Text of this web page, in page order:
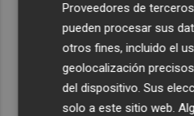
Proveedores de
pueden procesar sus
otros fines, incluido el
geolocalización
del dispositivo. Sus
solo a este sitio web.